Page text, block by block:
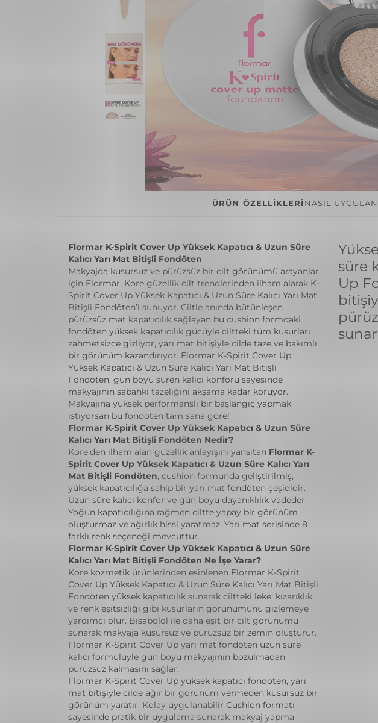
ÜRÜN ÖZELLİKLERİ NASIL
Flormar K-Spirit Cover Up Yüksek Kapatıcı & Uzun Süre
Kalıcı Yarı Mat Bitişli Fondöten
Makyajda kusursuz ve pürüzsüz bir cilt görünümü arayanlar
için Flormar, Kore güzellik cilt trendlerinden ilham alarak K-
Spirit Cover Up Yüksek Kapatıcı & Uzun Süre Kalıcı Yarı Mat
Bitişli Fondöten’i sunuyor. Ciltle anında bütünleşen
pürüzsüz mat kapatıcılık sağlayan bu cushion formdaki
fondöten yüksek kapatıcılık gücüyle ciltteki tüm kusurları
zahmetsizce gizliyor, yarı mat bitişiyle cilde taze ve bakımlı
bir görünüm kazandırıyor. Flormar K-Spirit Cover Up
Yüksek Kapatıcı & Uzun Süre Kalıcı Yarı Mat Bitişli
Fondöten, gün boyu süren kalıcı konforu sayesinde
makyajının sabahki tazeliğini akşama kadar koruyor.
Makyajına yüksek performanslı bir başlangıç yapmak
istiyorsan bu fondöten tam sana göre!
Flormar K-Spirit Cover Up Yüksek Kapatıcı & Uzun Süre
Kalıcı Yarı Mat Bitişli Fondöten Nedir?
Kore'den ilham alan güzellik anlayışını yansıtan Flormar K-
Spirit Cover Up Yüksek Kapatıcı & Uzun Süre Kalıcı Yarı
Mat Bitişli Fondöten, cushion formunda geliştirilmiş,
yüksek kapatıcılığa sahip bir yarı mat fondöten çeşididir.
Uzun süre kalıcı konfor ve gün boyu dayanıklılık vadeder.
Yoğun kapatıcılığına rağmen ciltte yapay bir görünüm
oluşturmaz ve ağırlık hissi yaratmaz. Yarı mat serisinde 8
farklı renk seçeneği mevcuttur.
Flormar K-Spirit Cover Up Yüksek Kapatıcı & Uzun Süre
Kalıcı Yarı Mat Bitişli Fondöten Ne İşe Yarar?
Kore kozmetik ürünlerinden esinlenen Flormar K-Spirit
Cover Up Yüksek Kapatıcı & Uzun Süre Kalıcı Yarı Mat Bitişli
Fondöten yüksek kapatıcılık sunarak ciltteki leke, kızarıklık
ve renk eşitsizliği gibi kusurların görünümünü gizlemeye
yardımcı olur. Bisabolol ile daha eşit bir cilt görünümü
sunarak makyaja kusursuz ve pürüzsüz bir zemin oluşturur.
Flormar K-Spirit Cover Up yarı mat fondöten uzun süre
kalıcı formülüyle gün boyu makyajının bozulmadan
pürüzsüz kalmasını sağlar.
Flormar K-Spirit Cover Up yüksek kapatıcı fondöten, yarı
mat bitişiyle cilde ağır bir görünüm vermeden kusursuz bir
görünüm yaratır. Kolay uygulanabilir Cushion formatı
sayesinde pratik bir uygulama sunarak makyaj yapma
süre
Up